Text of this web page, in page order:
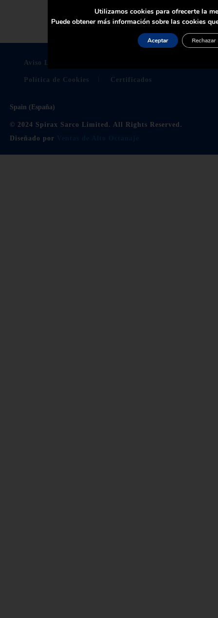
Aviso Legal
Política de Cookies Certificados
Spain (España)
© 2024 Spirax Sarco Limited. All Rights Reserved.
Diseñado por
Utilizamos cookies para ofrecerte la
Puede obtener más información sobre las cookies
Aceptar Rechazar